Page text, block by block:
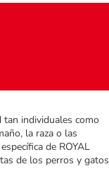
tan individuales como
la raza o las
de ROYAL
de los perros y gatos